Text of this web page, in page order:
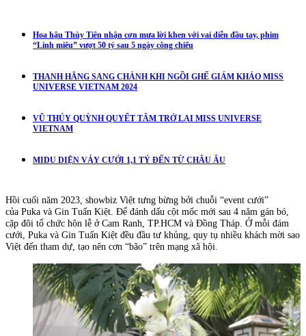
Hoa hậu Thùy Tiên nhận cơn mưa lời khen với vai diễn đầu tay, phim
“Linh miêu” vượt 50 tỷ sau 5 ngày công chiếu
THANH HẰNG SANG CHẢNH KHI NGỒI GHẾ GIÁM KHẢO MISS
UNIVERSE VIETNAM 2024
VŨ THÚY QUỲNH QUYẾT TÂM TRỞ LẠI MISS UNIVERSE
VIETNAM
MIDU DIỆN VÁY CƯỚI 1,1 TỶ ĐẾN TỪ CHÂU ÂU
Hồi cuối năm 2023, showbiz Việt tưng bừng bởi chuỗi “event cưới”
của Puka và Gin Tuấn Kiệt. Để đánh dấu cột mốc mới sau 4 năm gán bó,
cặp đôi tổ chức hôn lễ ở Cam Ranh, TP.HCM và Đồng Tháp. Ở mỗi đám
cưới, Puka và Gin Tuấn Kiệt đều đầu tư khủng, quy tụ nhiều khách mời sao
Việt đến tham dự, tạo nên cơn “bão” trên mạng xã hội.